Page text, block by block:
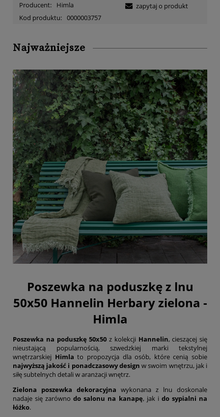
Producent:
Himla
Kod produktu: 0000003757
zapytaj o produkt
Najważniejsze
Poszewka na poduszkę z lnu
50x50 Hannelin Herbary zielona -
Himla
Poszewka na poduszkę 50x50 z kolekcji Hannelin, cieszącej się
nieustającą popularnością, szwedzkiej marki tekstylnej
wnętrzarskiej Himla to propozycja dla osób, które cenią sobie
najwyższą jakość i ponadczasowy design w swoim wnętrzu, jak i
siłę subtelnych detali w aranżacji wnętrz.
Zielona poszewka dekoracyjna wykonana z lnu doskonale
nadaje się zarównodo salonu na kanapę, jak i do sypialni na
łóżko.